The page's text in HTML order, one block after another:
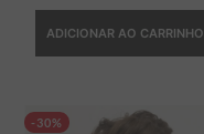
ADICIONAR AO CARRINHO
-30%